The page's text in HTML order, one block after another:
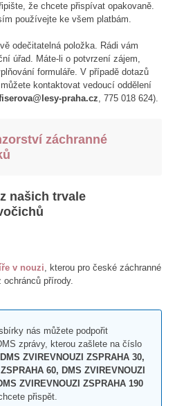
že chcete přispívat opakovaně.
používejte ke všem platbám.
odečitatelná položka. Rádi vám
úřad. Máte-li o potvrzení zájem,
formuláře. V případě dotazů
kontaktovat vedoucí oddělení
praha.cz, 775 018 624).
záchranné
našich trvale
v nouzi, kterou pro české záchranné
přírody.
nás můžete podpořit
zprávy, kterou zašlete na číslo
DMS ZVIREVNOUZI ZSPRAHA 30,
60, DMS ZVIREVNOUZI
ZVIREVNOUZI ZSPRAHA 190
přispět.